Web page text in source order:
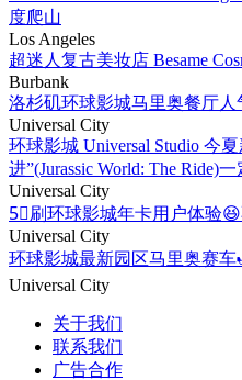
度爬山
Los Angeles
超迷人复古美妆店 Besame
Burbank
洛杉矶环球影城马里奥餐厅人
Universal City
环球影城 Universal Studio 今
进”(Jurassic World: The Ride)一
Universal City
5⃣️刷环球影城年卡用户体验
Universal City
环球影城最新园区马里奥赛
Universal City
关于我们
联系我们
广告合作